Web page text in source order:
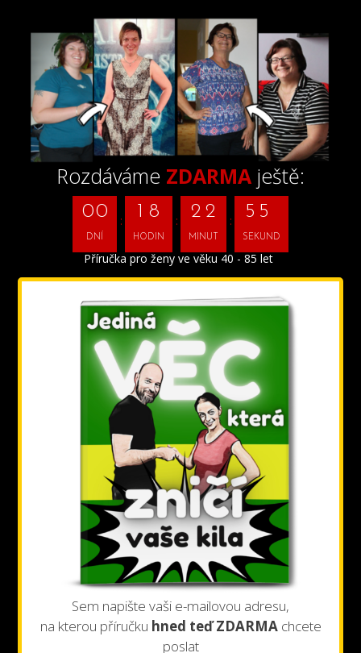
Rozdáváme ZDARMA ještě:
00
DNÍ
1 8
HODIN
2 2
MINUT
5 5
SEKUND
Příručka pro ženy ve věku 40 - 85 let
Sem napište vaši e-mailovou adresu,
na kterou příručku hned teď ZDARMA chcete
poslat